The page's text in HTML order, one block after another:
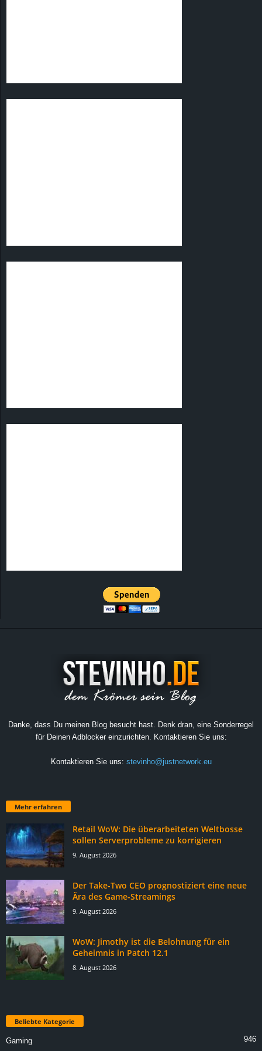
Danke, dass Du meinen Blog besucht hast. Denk dran, eine Sonderregel
für Deinen Adblocker einzurichten. Kontaktieren Sie uns:
Kontaktieren Sie uns: stevinho@justnetwork.eu
Mehr erfahren
Retail WoW: Die überarbeiteten Weltbosse
sollen Serverprobleme zu korrigieren
9. August 2026
Der Take-Two CEO prognostiziert eine neue
Ära des Game-Streamings
9. August 2026
WoW: Jimothy ist die Belohnung für ein
Geheimnis in Patch 12.1
8. August 2026
Beliebte Kategorie
Gaming 946